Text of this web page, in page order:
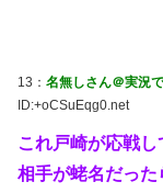
13： 名無しさん＠実況
ID:+oCSuEqg0.net
これ戸崎が応戦
相手が蛯名だっ